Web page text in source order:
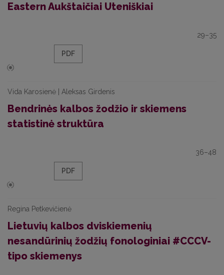
Eastern Aukštaičiai Uteniškiai
29–35
PDF
Vida Karosienė | Aleksas Girdenis
Bendrinės kalbos žodžio ir skiemens
statistinė struktūra
36–48
PDF
Regina Petkevičienė
Lietuvių kalbos dviskiemenių
nesandūrinių žodžių fonologiniai #CCCV-
tipo skiemenys